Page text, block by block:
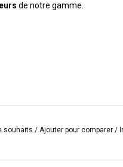
de notre gamme.
souhaits / Ajouter pour comparer /